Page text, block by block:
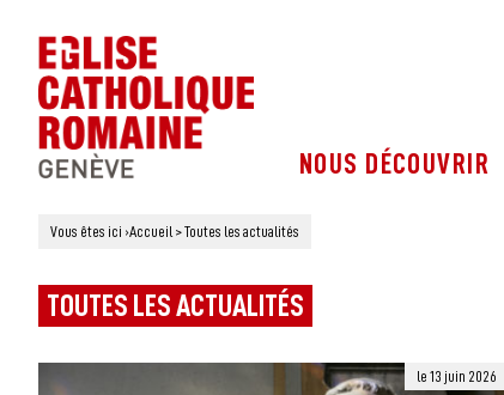
NOUS DÉCOUVRIR
Vous êtes ici ›Accueil >Toutes les actualités
TOUTES LES ACTUALITÉS
le 13 juin 2026